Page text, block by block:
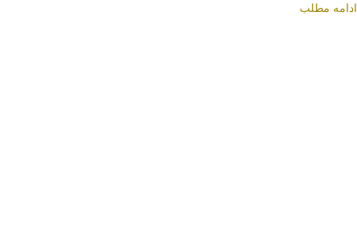
ادامه مطلب